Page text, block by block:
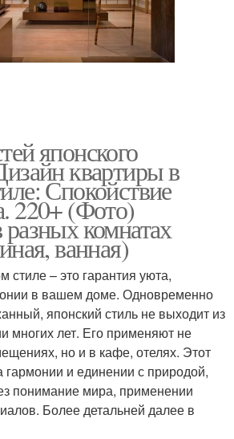
японского
квартиры в
Спокойствие
220+ (Фото)
комнатах
ванная)
стиле – это гарантия уюта,
в вашем доме. Одновременно
японский стиль не выходит из
многих лет. Его применяют не
но и в кафе, отелях. Этот
гармонии и единении с природой,
понимание мира, применении
Более детальней далее в